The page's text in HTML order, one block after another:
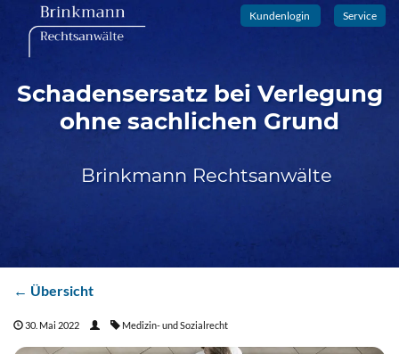
Kundenlogin Service
Schadensersatz bei Verlegung
ohne sachlichen Grund
Brinkmann Rechtsanwälte
← Übersicht
30. Mai 2022 Medizin- und Sozialrecht